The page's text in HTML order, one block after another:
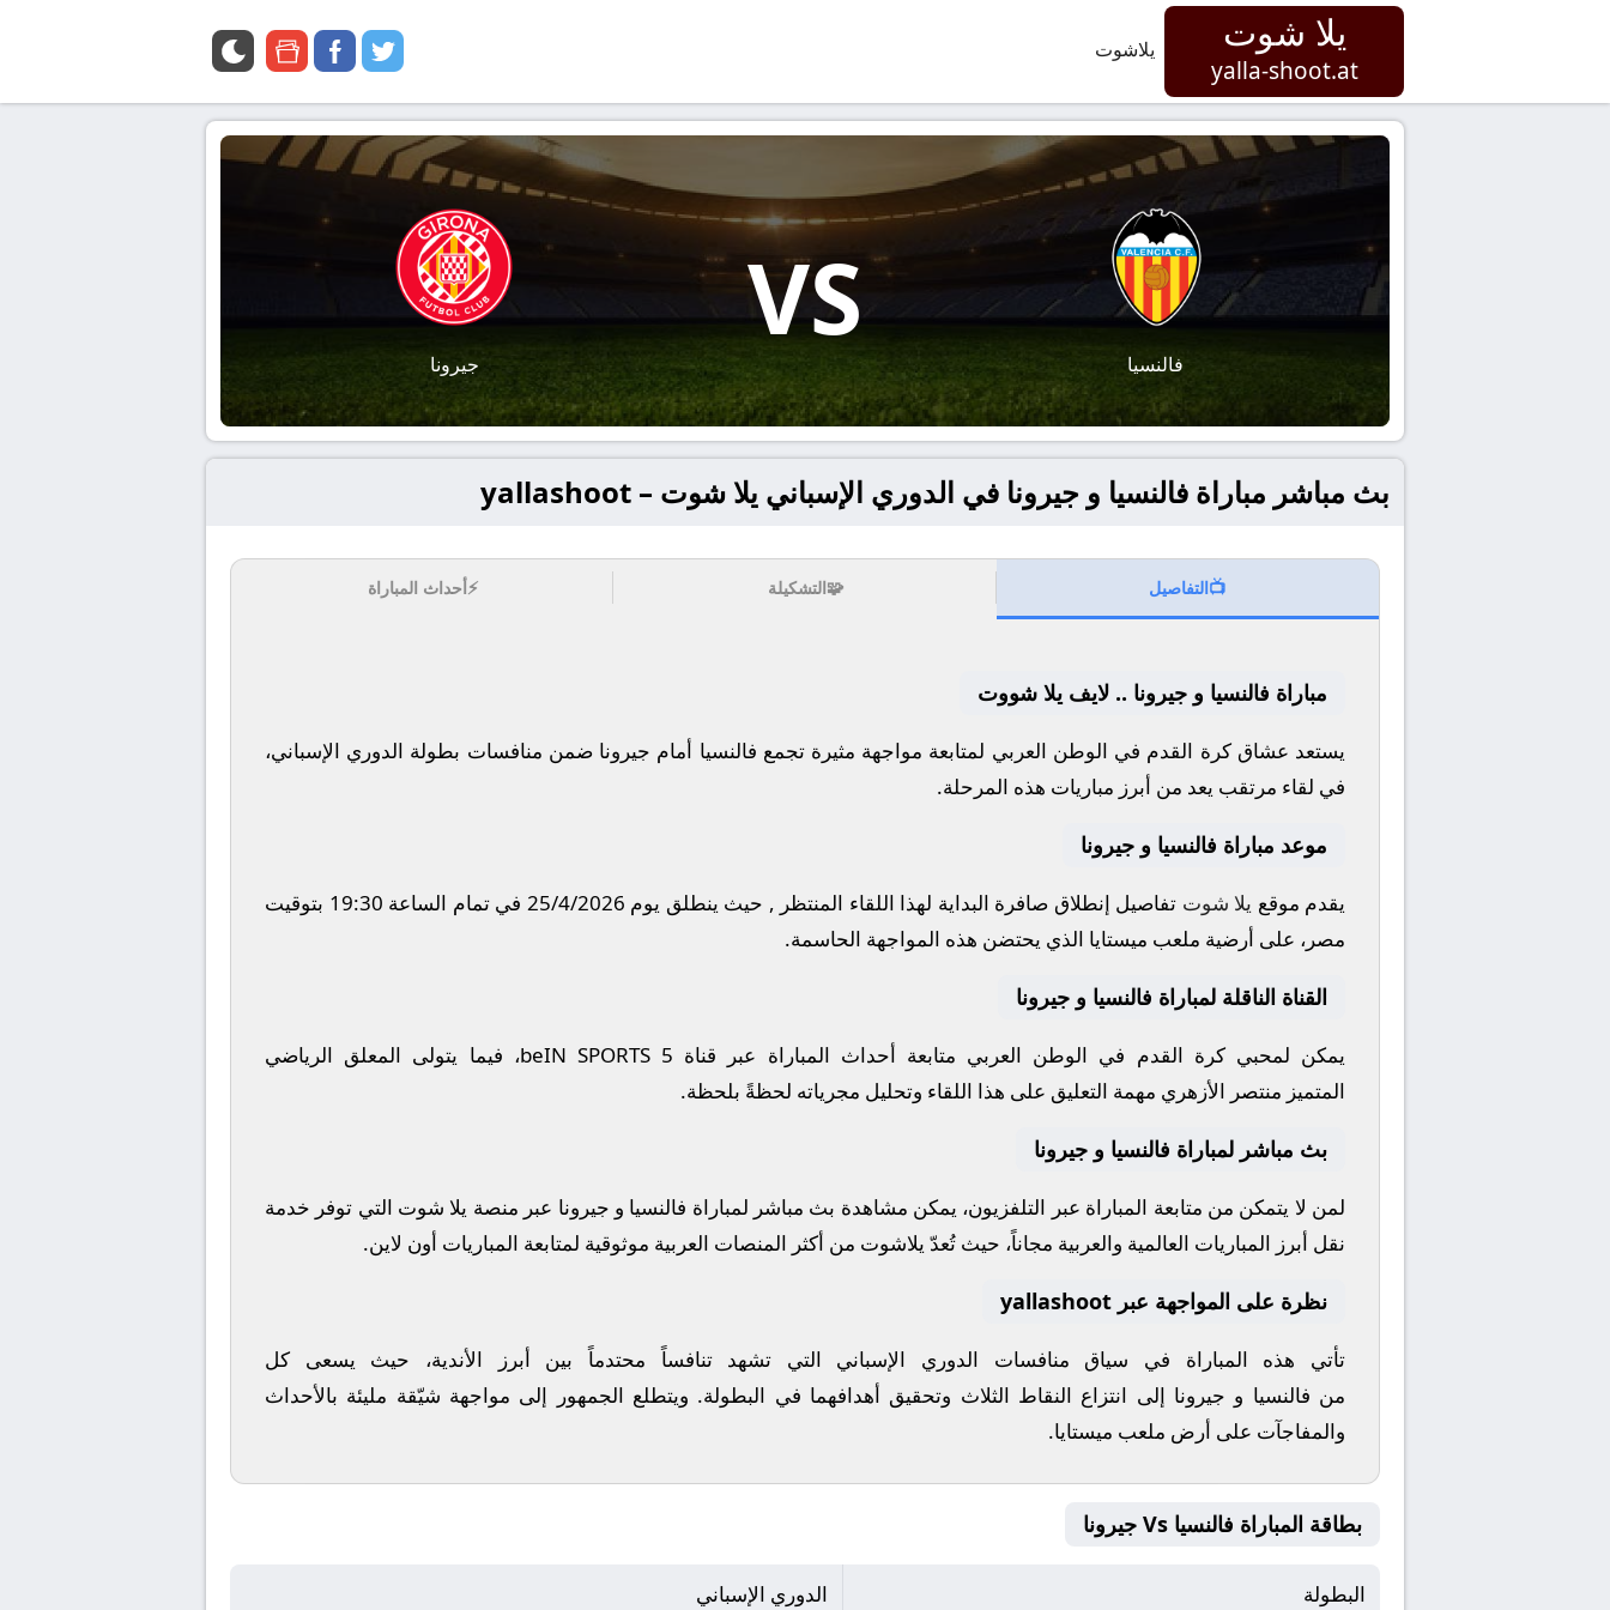
يلا شوت
yalla-shoot.at
يلاشوت twitter
facebook
google
فالنسيا
VS
جيرونا
بث مباشر مباراة فالنسيا و جيرونا في الدوري الإسباني يلا شوت – yallashoot
📺التفاصيل 🧩التشكيلة ⚡أحداث المباراة
مباراة فالنسيا و جيرونا .. لايف يلا شووت
يستعد عشاق كرة القدم في الوطن العربي لمتابعة مواجهة مثيرة تجمع فالنسيا أمام جيرونا ضمن منافسات بطولة الدوري الإسباني،
في لقاء مرتقب يعد من أبرز مباريات هذه المرحلة.
موعد مباراة فالنسيا و جيرونا
يقدم موقع يلا شوت تفاصيل إنطلاق صافرة البداية لهذا اللقاء المنتظر , حيث ينطلق يوم 25/4/2026 في تمام الساعة 19:30 بتوقيت
مصر، على أرضية ملعب ميستايا الذي يحتضن هذه المواجهة الحاسمة.
القناة الناقلة لمباراة فالنسيا و جيرونا
يمكن لمحبي كرة القدم في الوطن العربي متابعة أحداث المباراة عبر قناة beIN SPORTS 5، فيما يتولى المعلق الرياضي
المتميز منتصر الأزهري مهمة التعليق على هذا اللقاء وتحليل مجرياته لحظةً بلحظة.
بث مباشر لمباراة فالنسيا و جيرونا
لمن لا يتمكن من متابعة المباراة عبر التلفزيون، يمكن مشاهدة بث مباشر لمباراة فالنسيا و جيرونا عبر منصة يلا شوت التي توفر خدمة
نقل أبرز المباريات العالمية والعربية مجاناً، حيث تُعدّ يلاشوت من أكثر المنصات العربية موثوقية لمتابعة المباريات أون لاين.
نظرة على المواجهة عبر yallashoot
تأتي هذه المباراة في سياق منافسات الدوري الإسباني التي تشهد تنافساً محتدماً بين أبرز الأندية، حيث يسعى كل
من فالنسيا و جيرونا إلى انتزاع النقاط الثلاث وتحقيق أهدافهما في البطولة. ويتطلع الجمهور إلى مواجهة شيّقة مليئة بالأحداث
والمفاجآت على أرض ملعب ميستايا.
بطاقة المباراة فالنسيا Vs جيرونا
البطولة الدوري الإسباني